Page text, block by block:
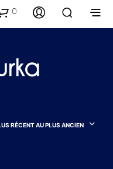
0
RÉCENT AU PLUS ANCIEN